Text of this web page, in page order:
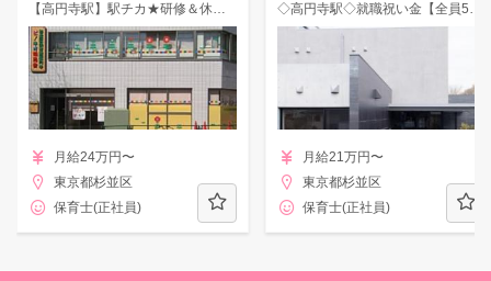
【高円寺駅】駅チカ★研修＆休暇制度が充実のピノキオ幼児舎★
月給24万円〜
東京都杉並区
保育士(正社員)
◇高円寺駅◇就職祝い金【全員5万円支給！】借上げ社宅制度利用OK！
月給21万円〜
東京都杉並区
保育士(正社員)